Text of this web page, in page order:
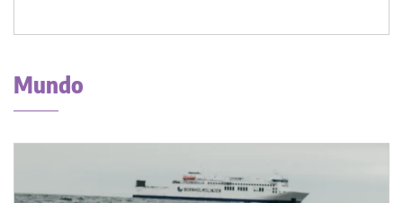
Mundo